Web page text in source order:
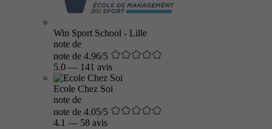
Win Sport School - Lille
note de
note de 4.96/5
5.0 — 141 avis
Ecole Chez Soi
note de
note de 4.05/5
4.1 — 58 avis